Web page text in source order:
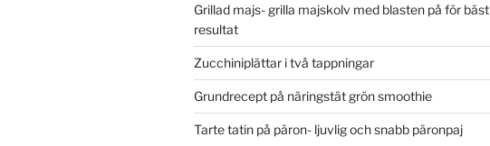
Grillad majs- grilla majskolv med blasten på för bäst
resultat
Zucchiniplättar i två tappningar
Grundrecept på näringstät grön smoothie
Tarte tatin på päron- ljuvlig och snabb päronpaj